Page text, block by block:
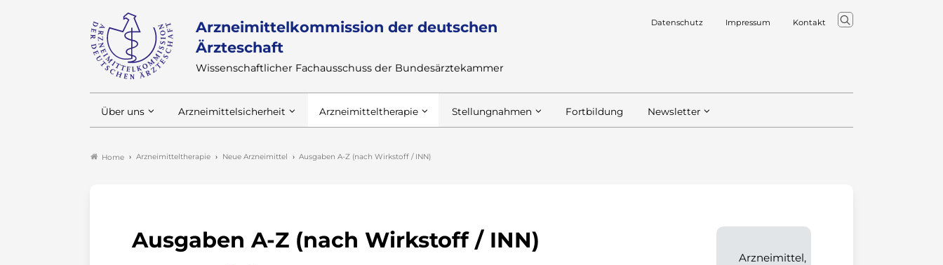
Arzneimittelkommission der deutschen
Ärzteschaft
Wissenschaftlicher Fachausschuss der Bundesärztekammer
Datenschutz Impressum Kontakt
Über uns Arzneimittelsicherheit Arzneimitteltherapie Stellungnahmen Fortbildung Newsletter
Home Arzneimitteltherapie Neue Arzneimittel Ausgaben A-Z (nach Wirkstoff / INN)
Ausgaben A-Z (nach Wirkstoff / INN)
Arzneimittel,